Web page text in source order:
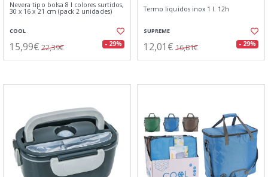
Nevera tipo bolsa 8 l colores surtidos,
30 x 16 x 21 cm (pack 2 unidades)
COOL
15,99€ 22,39€ - 29%
Termo liquidos inox 1 l. 12h
SUPREME
12,01€ 16,81€ - 29%